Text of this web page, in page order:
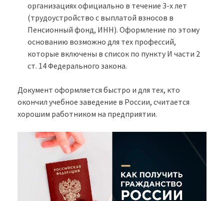
организациях официально в течение 3-х лет
(трудоустройство с выплатой взносов в
Пенсионный фонд, ИНН). Оформление по этому
основанию возможно для тех профессий,
которые включены в список по пункту И части 2
ст. 14 Федерального закона.
Документ оформляется быстро и для тех, кто
окончил учебное заведение в России, считается
хорошим работником на предприятии.